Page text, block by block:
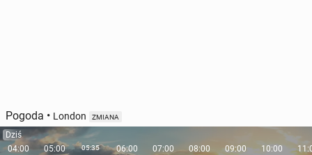
Pogoda • London ZMIANA
Dziś
04:00
05:00 05:35 06:00 07:00 08:00 09:00 10:00